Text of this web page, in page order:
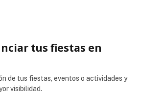
tus fiestas en
de tus fiestas, eventos o actividades y
visibilidad.